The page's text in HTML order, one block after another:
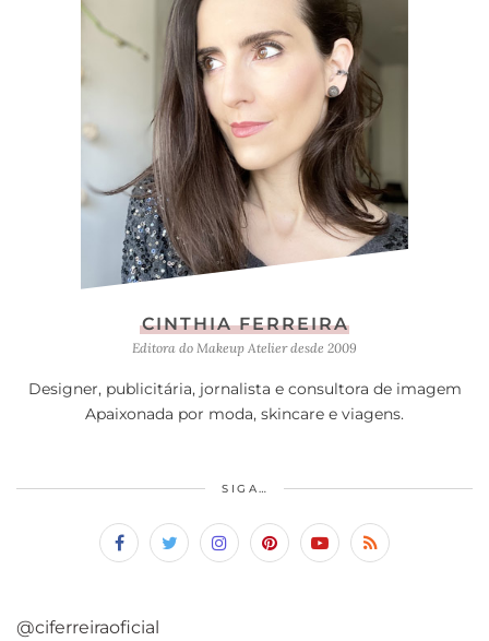
CINTHIA FERREIRA
Editora do Makeup Atelier desde 2009
Designer, publicitária, jornalista e consultora de imagem
Apaixonada por moda, skincare e viagens.
SIGA…
@ciferreiraoficial